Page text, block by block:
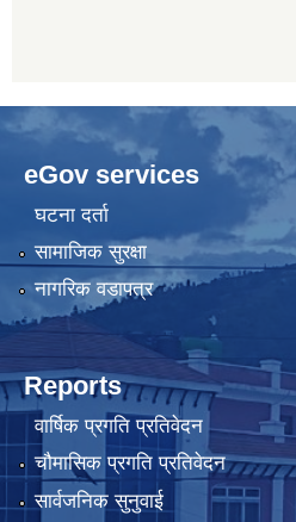
eGov services
घटना दर्ता
सामाजिक सुरक्षा
नागरिक वडापत्र
Reports
वार्षिक प्रगति प्रतिवेदन
चौमासिक प्रगति प्रतिवेदन
सार्वजनिक सुनुवाई